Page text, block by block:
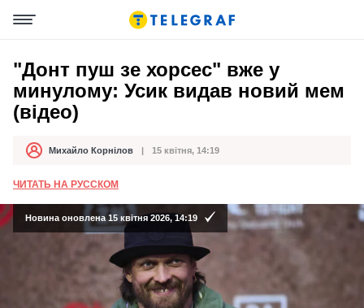
"Донт пуш зе хорсес" вже у
минулому: Усик видав новий мем
(відео)
АвторМихайло Корнілов
Дата публікації 15 квітня, 14:19
ЧИТАТЬ НА РУССКОМ
Новина оновлена 15 квітня 2026, 14:19